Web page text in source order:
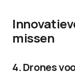
missen
4. Drones